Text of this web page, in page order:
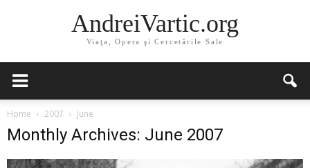
AndreiVartic.org
Viaţa, Opera şi Cercetările Sale
Home 2007 June
Monthly Archives: June 2007